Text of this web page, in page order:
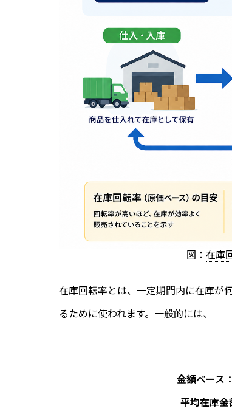
図： 在庫
在庫回転率とは、一定期間内に在庫が
るために使われます。一般的には、
金額ベース
平均在庫